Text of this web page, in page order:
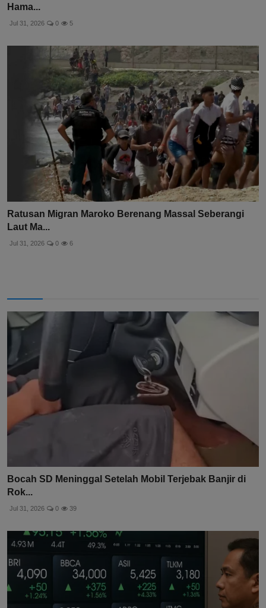
Hama...
Jul 31, 2026 0 5
Ratusan Migran Maroko Berenang Massal Seberangi
Laut Ma...
Jul 31, 2026 0 6
Bocah SD Meninggal Setelah Mobil Terjebak Banjir di
Rok...
Jul 31, 2026 0 39